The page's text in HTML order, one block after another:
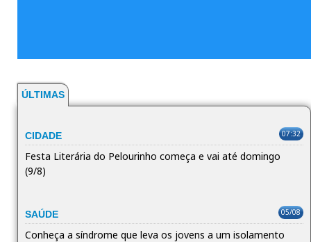
ÚLTIMAS
CIDADE 07:32
Festa Literária do Pelourinho começa e vai até domingo
(9/8)
SAÚDE 05/08
Conheça a síndrome que leva os jovens a um isolamento